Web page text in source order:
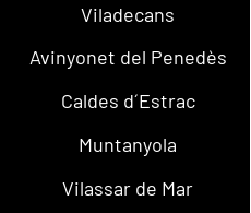
Viladecans
Avinyonet del Penedès
Caldes d´Estrac
Muntanyola
Vilassar de Mar